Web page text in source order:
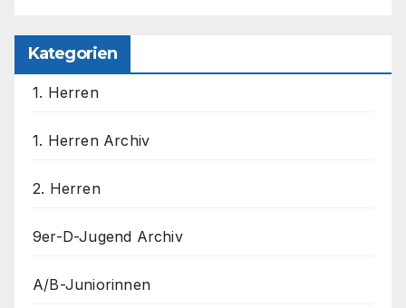
Kategorien
1. Herren
1. Herren Archiv
2. Herren
9er-D-Jugend Archiv
A/B-Juniorinnen